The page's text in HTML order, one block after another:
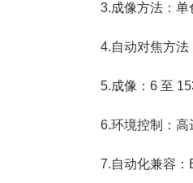
3.成像方法：单
4.自动对焦方
5.成像：6 至
6.环境控制：高
7.自动化兼容